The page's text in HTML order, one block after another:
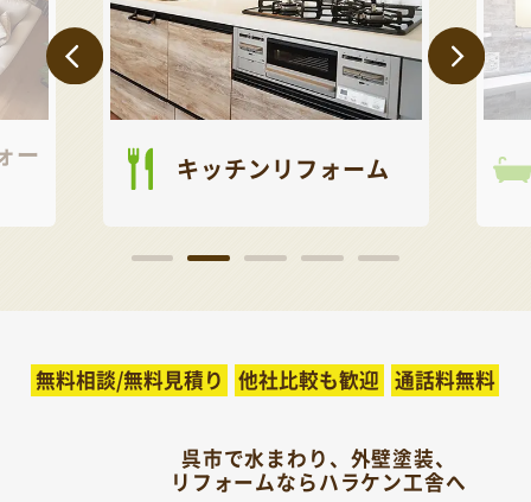
ー キッチンリフォーム
無料相談/無料見積り 他社比較も歓迎 通話料無料
呉市で水まわり、外壁塗装、
リフォームならハラケン工舎へ